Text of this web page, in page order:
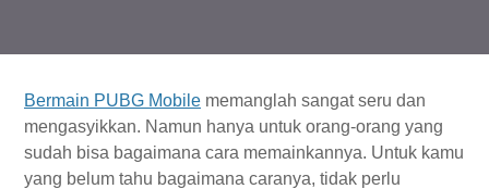
Bermain PUBG Mobile memanglah sangat seru dan
mengasyikkan. Namun hanya untuk orang-orang yang
sudah bisa bagaimana cara memainkannya. Untuk kamu
yang belum tahu bagaimana caranya, tidak perlu